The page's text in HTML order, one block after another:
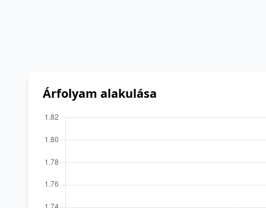
Árfolyam alakulása